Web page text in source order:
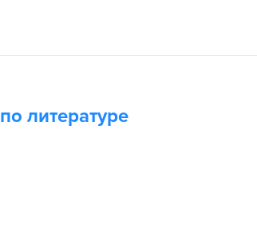
литературе